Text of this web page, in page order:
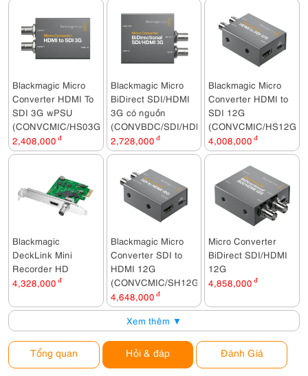
Blackmagic Micro
Converter HDMI To
SDI 3G wPSU
(CONVCMIC/HS03G/WPSU)
2,408,000 đ
Blackmagic Micro
BiDirect SDI/HDMI
3G có nguồn
(CONVBDC/SDI/HDMI03G/PS)
2,728,000 đ
Blackmagic Micro
Converter HDMI to
SDI 12G
(CONVCMIC/HS12G)
4,008,000 đ
Blackmagic
DeckLink Mini
Recorder HD
4,328,000 đ
Blackmagic Micro
Converter SDI to
HDMI 12G
(CONVCMIC/SH12G)
4,648,000 đ
Micro Converter
BiDirect SDI/HDMI
12G
4,858,000 đ
Xem thêm ▼
Tổng quan Hỏi & đáp Đánh Giá